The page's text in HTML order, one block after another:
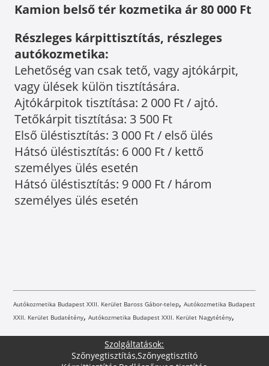
Kamion belső tér kozmetika ár 80 000 Ft
Részleges kárpittisztítás, részleges
autókozmetika:
Lehetőség van csak tető, vagy ajtókárpit,
vagy ülések külön tisztítására.
Ajtókárpitok tisztítása: 2 000 Ft / ajtó.
Tetőkárpit tisztítása: 3 500 Ft
Első üléstisztítás: 3 000 Ft / első ülés
Hátsó üléstisztítás: 6 000 Ft / kettő
személyes ülés esetén
Hátsó üléstisztítás: 9 000 Ft / három
személyes ülés esetén
Autókozmetika Budapest XXII. Kerület Baross Gábor-telep,Autókozmetika Budapest
XXII. Kerület Budatétény,Autókozmetika Budapest XXII. Kerület Nagytétény,
Szolgáltatások:
Szőnyegtisztítás,Szőnyegtisztító